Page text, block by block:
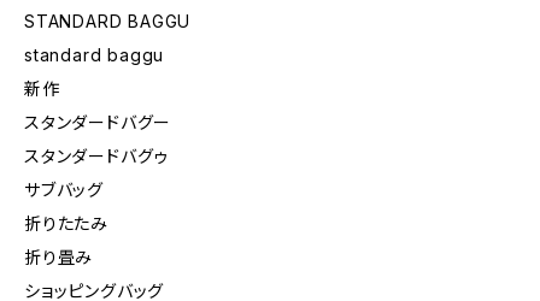
STANDARD BAGGU
standard baggu
新作
スタンダードバグー
スタンダードバグゥ
サブバッグ
折りたたみ
折り畳み
ショッピングバッグ